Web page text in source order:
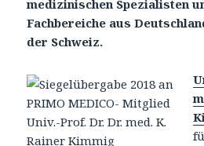
medizinischen Spezialisten
Fachbereiche aus
der Schweiz.